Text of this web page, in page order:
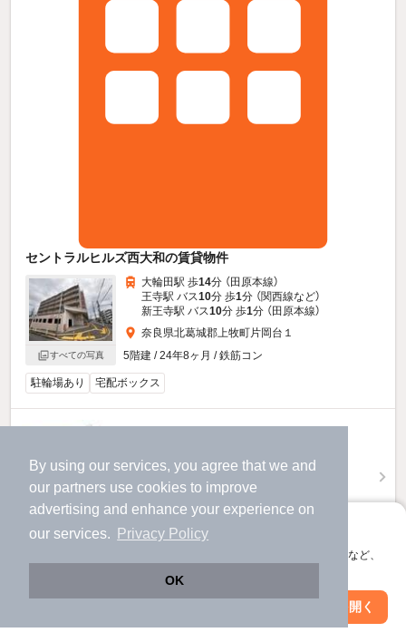
By using our services, you agree that we and
our partners use cookies to improve
advertising and enhance your experience on
our services.
Privacy Policy
OK
アプリに切り替えて、サクサクお部屋探し
会員登録なしですぐ使える。マップ検索やお気に入り保存など、
アプリを開く
セントラルヒルズ西大和の賃貸物件
すべての写真
大輪田駅 歩14分 （田原本線）
王寺駅 バス10分 歩1分 （関西線など）
新王寺駅 バス10分 歩1分 （田原本線）
奈良県北葛城郡上牧町片岡台１
5階建 / 24年8ヶ月 / 鉄筋コン
駐輪場あり 宅配ボックス
礼
79,000円
4階 / 3LDK / 77.06㎡
お問い合わせ（無料）
ほか提供
絞り込み条件を変更